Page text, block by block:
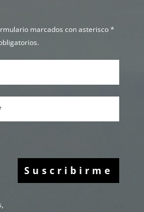
marcados con asterisco *